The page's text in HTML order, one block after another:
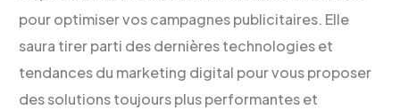
pour optimiser vos campagnes publicitaires. Elle
saura tirer parti des dernières technologies et
tendances du marketing digital pour vous proposer
des solutions toujours plus performantes et